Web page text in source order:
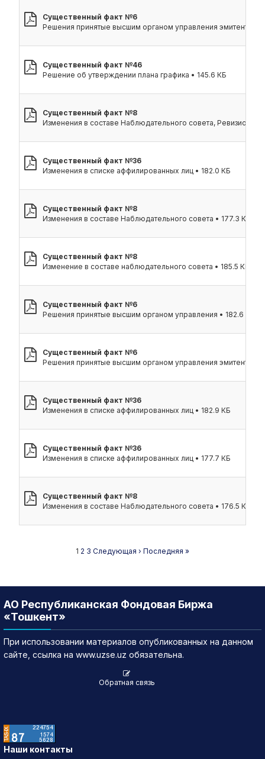
Существенный факт №6
Решения принятые высшим органом управления эмитента •
Существенный факт №46
Решение об утверждении плана графика • 145.6 КБ
Существенный факт №8
Изменения в составе Наблюдательного совета,
Существенный факт №36
Изменения в списке аффилированных лиц • 182.0 КБ
Существенный факт №8
Изменения в составе Наблюдательного совета • 177.3 КБ
Существенный факт №8
Изменение в составе наблюдательного совета • 185.5 КБ
Существенный факт №6
Решения принятые высшим органом управления • 182.6 КБ
Существенный факт №6
Решения принятые высшим органом управления эмитента •
Существенный факт №36
Изменения в списке аффилированных лиц • 182.9 КБ
Существенный факт №36
Изменения в списке аффилированных лиц • 177.7 КБ
Существенный факт №8
Изменения в составе Наблюдательного совета • 176.5 КБ
1 2 3 Следующая › Последняя »
АО Республиканская Фондовая Биржа
«Тошкент»
При использовании материалов опубликованных на данном
сайте, ссылка на www.uzse.uz обязательна.
Обратная связь
Наши контакты